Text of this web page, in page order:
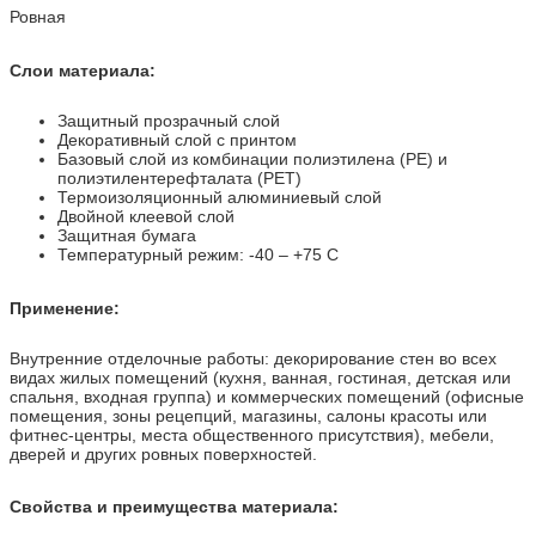
Ровная
Слои материала:
Защитный прозрачный слой
Декоративный слой с принтом
Базовый слой из комбинации полиэтилена (PE) и
полиэтилентерефталата (PET)
Термоизоляционный алюминиевый слой
Двойной клеевой слой
Защитная бумага
Температурный режим: -40 – +75 С
Применение:
Внутренние отделочные работы: декорирование стен во всех
видах жилых помещений (кухня, ванная, гостиная, детская или
спальня, входная группа) и коммерческих помещений (офисные
помещения, зоны рецепций, магазины, салоны красоты или
фитнес-центры, места общественного присутствия), мебели,
дверей и других ровных поверхностей.
Свойства и преимущества материала: